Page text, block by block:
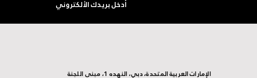
الإمارات العربية المتحدة، دبي، النهده 1، مبنى اللجنة